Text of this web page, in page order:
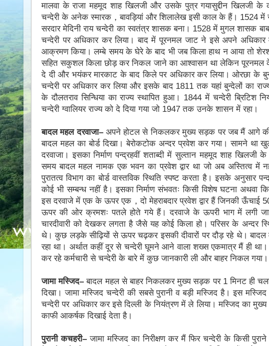
मालवा के राजा महमूद शाह खिलजी और उसके पुत्र गयासुद्दीन खिलजी के
चन्देरी के अनेक स्मारक，बावड़ियां और शिलालेख इसी काल के हैं। 1524 में
सरदार मेदिनी राय चन्देरी का स्वतंत्र शासक बना। 1528 में मुगल शासक
चन्देरी पर अधिकार कर लिया। बाद में पूरनमल जाट ने इसे अपने
आक्रमण किया। लम्बे समय के घेरे के बाद भी जब किला हाथ न आया तो
सहित सकुशल किला छोड़ कर निकल जाने का आश्वासन था लेकिन
दे दी और भयंकर मारकाट के बाद किले पर अधिकार कर लिया। ओरछा के
चन्देरी पर अधिकार कर लिया और इसके बाद 1811 तक यहां बुन्देलों का
के दौलतराव सिन्धिया का राज्य स्थापित हुआ। 1844 में चन्देरी
चन्देरी ग्वालियर राज्य को दे दिया गया जो 1947 तक उनके शासन में रहा।
बादल महल दरवाजा–अपने होटल से निकलकर मुख्य सड़क पर जब मैं आगे की
बादल महल का बोर्ड दिखा। बेरोकटोक अन्दर प्रवेश कर गया। सामने था
दरवाजा। इसका निर्माण पन्द्रहवीं शताब्दी में सुल्तान महमूद शाह
समय बादल महल नामक एक भवन का प्रवेश द्वार था जो अब अस्तित्व में
पुरातत्व विभाग का बोर्ड वास्तविक स्थिति स्पष्ट करता है। इसके अनुसार
कोई भी सम्बन्ध नहीं है। इसका निर्माण संभवतः किसी विशेष घटना अथवा
इस दरवाजे में एक के ऊपर एक，दो मेहराबदार प्रवेश द्वार हैं जिनकी ऊँचाई
ऊपर की ओर क्रमशः पतले होते गये हैं। दरवाजे के ऊपरी भाग में लगी
चारदीवारी को देखकर लगता है जैसे यह कोई किला हो। परिसर के अन्दर
थे। कुछ लड़के सीढ़ियों से ऊपर चढ़कर इसकी दीवारों पर दौड़ रहे थे। बादल
रहा था। अर्थात कहीं दूर से चन्देरी घूमने आने वाला शख्स एकमात्र मैं ही
कर रहे कर्मचारी से चन्देरी के बारे में कुछ जानकारी ली और बाहर निकल गया।
जामा मस्जिद– बादल महल से बाहर निकलकर मुख्य सड़क पर 1 मिनट ही चला
दिखा। जामा मस्जिद चन्देरी की सबसे पुरानी व बड़ी मस्जिद है। इस
चन्देरी पर अधिकार कर इसे दिल्ली के नियंत्रण में ले लिया। मस्जिद का
काफी आकर्षक दिखाई देता है।
पुरानी कचहरी–जामा मस्जिद का निरीक्षण कर मैं फिर चन्देरी के किसी